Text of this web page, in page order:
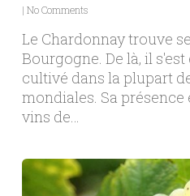
| No Comments
Le Chardonnay trouve
Bourgogne. De là, il
cultivé dans la plupart
mondiales. Sa présence
vins de…